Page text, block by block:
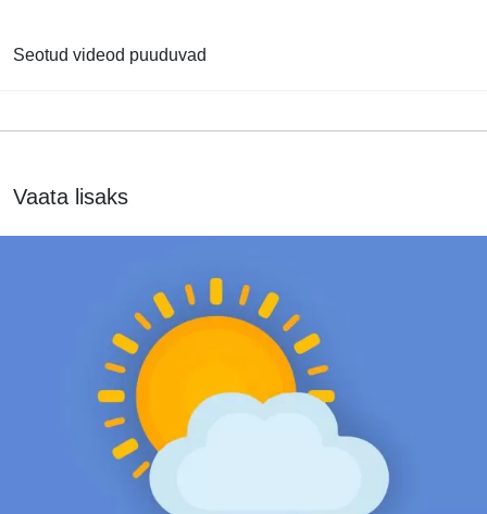
Seotud videod puuduvad
Vaata lisaks